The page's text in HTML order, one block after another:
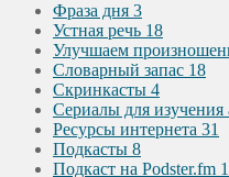
Фраза дня 3
Устная речь 18
Улучшаем
Словарный запас 18
Скринкасты 4
Сериалы для изучения
Ресурсы интернета 31
Подкасты 8
Подкаст на Podster.fm 1